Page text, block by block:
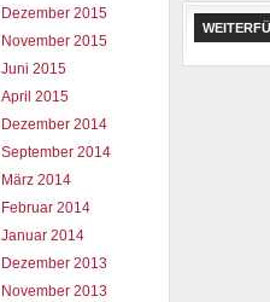
Dezember 2015
November 2015
Juni 2015
April 2015
Dezember 2014
September 2014
März 2014
Februar 2014
Januar 2014
Dezember 2013
November 2013